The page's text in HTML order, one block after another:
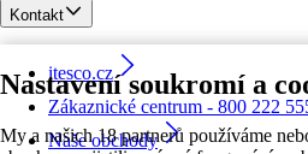
Nastavení soukromí a
My a našich 18 partnerů používáme
Kontakt
itesco.cz
Zákaznické centrum - 800 222
Naše obchody